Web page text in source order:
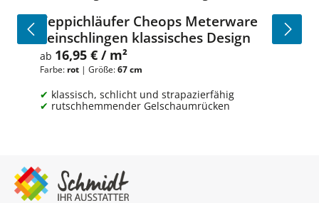
Teppichläufer Cheops Meterware
Feinschlingen klassisches Design
Regulärer Preis:
ab 16,95 € / m²
Farbe: rot | Größe:67 cm
klassisch, schlicht und strapazierfähig
rutschhemmender Gelschaumrücken